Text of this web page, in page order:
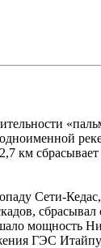
км
Сети-
мощность
ГЭС